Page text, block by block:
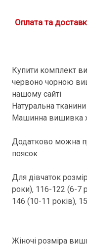
Оплата та
Купити комплект
червоно чорною
нашому сайті
Натуральна
Машинна вишивка
Додатково можна
поясок
Для дівчаток
роки), 116-122 (6-7
146 (10-11 років),
Жіночі розміра